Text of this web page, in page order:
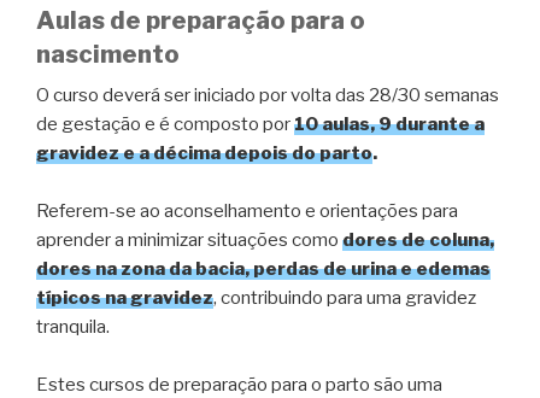
Aulas de preparação para o
nascimento
O curso deverá ser iniciado por volta das 28/30 semanas
de gestação e é composto por10 aulas, 9 durante a
gravidez e a décima depois do parto.
Referem-se ao aconselhamento e orientações para
aprender a minimizar situações como dores de coluna,
dores na zona da bacia, perdas de urina e edemas
típicos na gravidez, contribuindo para uma gravidez
tranquila.
Estes cursos de preparação para o parto são uma